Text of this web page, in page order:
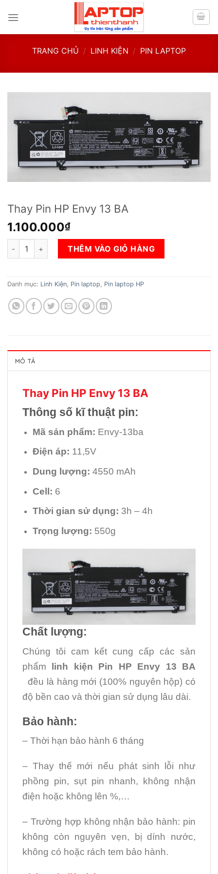
TRANG CHỦ / LINH KIỆN / PIN LAPTOP
Thay Pin HP Envy 13 BA
1.100.000₫
Thay Pin HP Envy 13 BA số lượng
THÊM VÀO GIỎ HÀNG
Danh mục: Linh Kiện, Pin laptop, Pin laptop HP
MÔ TẢ
Thay Pin HP Envy 13 BA
Thông số kĩ thuật pin:
Mã sản phẩm: Envy-13ba
Điện áp: 11,5V
Dung lượng: 4550 mAh
Cell: 6
Thời gian sử dụng: 3h – 4h
Trọng lượng: 550g
Chất lượng:
Chúng tôi cam kết cung cấp các sản
phẩm
linh kiện Pin HP Envy 13 BA
đều là hàng mới (100% nguyên hộp) có
độ bền cao và thời gian sử dụng lâu dài.
Bảo hành:
– Thời hạn bảo hành 6 tháng
– Thay thế mới nếu phát sinh lỗi như
phồng pin, sụt pin nhanh, không nhận
điện hoặc không lên %,…
– Trường hợp không nhận bảo hành: pin
không còn nguyên vẹn, bị dính nước,
không có hoặc rách tem bảo hành.